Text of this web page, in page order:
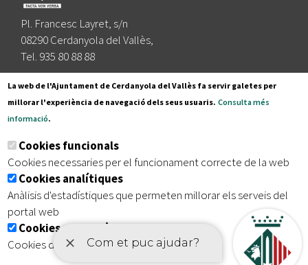
Pl. Francesc Layret, s/n
08290 Cerdanyola del Vallès,
Tel. 935 80 88 88
Segueix-nos a:
Subscriu-te al nostre butlletí
Inici | Avís legal | Protecció de dades
| Accessibilitat
La web de l'Ajuntament de Cerdanyola del Vallès fa servir galetes per
millorar l'experiència de navegació dels seus usuaris. Consulta més
informació.
Cookies funcionals
Cookies necessaries per el funcionament correcte de la web
Cookies analítiques
Anàlisis d'estadístiques que permeten millorar els serveis del
portal web
Cookies publicitàries
Cookies de tercers amb finalitat publicitària